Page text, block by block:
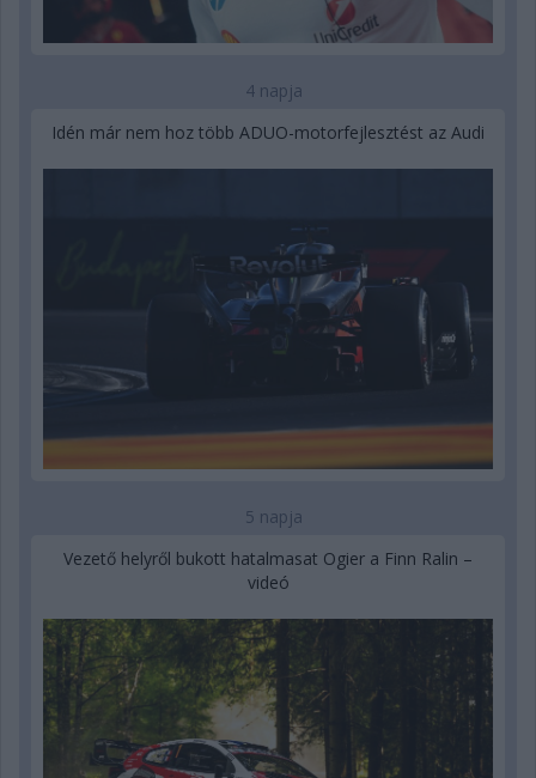
4 napja
Idén már nem hoz több ADUO-motorfejlesztést az Audi
5 napja
Vezető helyről bukott hatalmasat Ogier a Finn Ralin –
videó